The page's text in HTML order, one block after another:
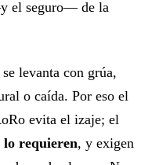
el seguro— de la
levanta con grúa,
o caída. Por eso el
evita el izaje; el
lo requieren, y exigen